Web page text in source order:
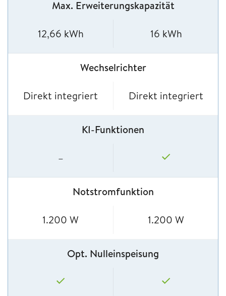
Max. Erweiterungskapazität
12,66 kWh 16 kWh
Wechselrichter
Direkt integriert Direkt integriert
KI-Funktionen
–
Notstromfunktion
1.200 W 1.200 W
Opt. Nulleinspeisung